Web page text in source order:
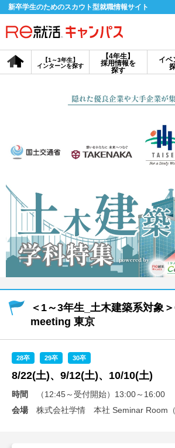
新卒学生のためのスカウト型就職情報サイト
【4年生】
採用情報を
探す
【1～3年生】
インターンを探す
イベ
会員登録 ロ
会員ID・パスワ
イベントを探す スカウト
就活ノウハウ・サポート
適職診断
就活ニュースペーパー
＜1～3年生_土木建築系対象
meeting 東京
28卒 29卒 30卒
8/22(土)、9/12(土)、10/10(土)
時間
（12:45～受付開始）13:00～16:00
会場
株式会社学情 本社 Seminar Room（